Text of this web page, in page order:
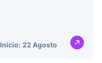
Inicio: 22 Agosto